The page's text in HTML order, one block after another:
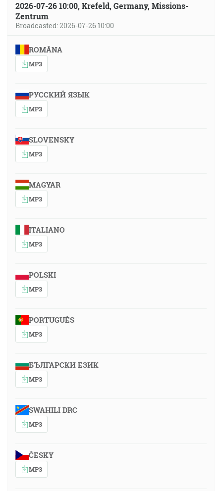
2026-07-26 10:00, Krefeld, Germany, Missions-
Zentrum
Broadcasted: 2026-07-26 10:00
ROMÂNA
MP3
РУССКИЙ ЯЗЫК
MP3
SLOVENSKY
MP3
MAGYAR
MP3
ITALIANO
MP3
POLSKI
MP3
PORTUGUÊS
MP3
БЪЛГАРСКИ ЕЗИК
MP3
SWAHILI DRC
MP3
ČESKY
MP3